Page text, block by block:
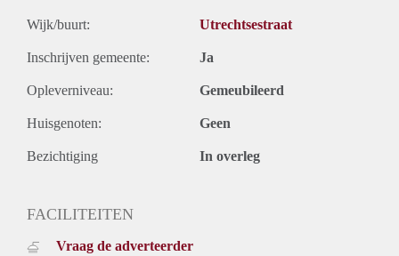
Wijk/buurt: Utrechtsestraat
Inschrijven gemeente: Ja
Opleverniveau: Gemeubileerd
Huisgenoten: Geen
Bezichtiging In overleg
FACILITEITEN
Vraag de adverteerder